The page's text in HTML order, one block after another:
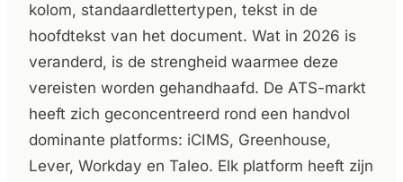
kolom, standaardlettertypen, tekst in de
hoofdtekst van het document. Wat in 2026 is
veranderd, is de strengheid waarmee deze
vereisten worden gehandhaafd. De ATS-markt
heeft zich geconcentreerd rond een handvol
dominante platforms: iCIMS, Greenhouse,
Lever, Workday en Taleo. Elk platform heeft zijn